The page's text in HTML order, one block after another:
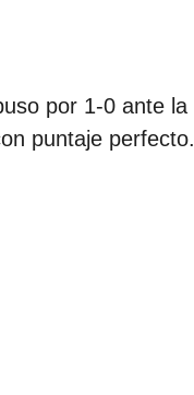
por 1-0 ante la
puntaje perfecto.